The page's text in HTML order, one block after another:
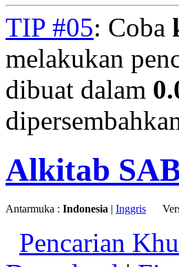
TIP #05: Coba
melakukan
dibuat dalam
Alkitab
Antarmuka : Indonesia | Inggris
Pencarian